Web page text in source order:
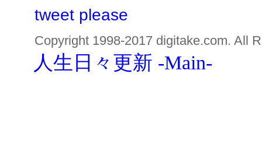
tweet please
Copyright 1998-2017 digitake.com. All
人生日々更新 -Main-